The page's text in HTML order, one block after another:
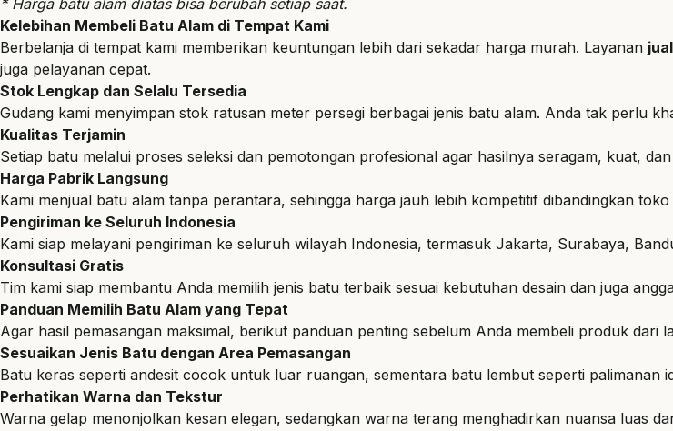
* Harga batu alam diatas bisa berubah setiap saat.
Kelebihan Membeli Batu Alam di Tempat Kami
Berbelanja di tempat kami memberikan keuntungan lebih dari sekadar harga murah. Layanan
juga pelayanan cepat.
Stok Lengkap dan Selalu Tersedia
Gudang kami menyimpan stok ratusan meter persegi berbagai jenis batu alam. Anda tak perlu
Kualitas Terjamin
Setiap batu melalui proses seleksi dan pemotongan profesional agar hasilnya seragam, kuat, dan
Harga Pabrik Langsung
Kami menjual batu alam tanpa perantara, sehingga harga jauh lebih kompetitif dibandingkan
Pengiriman ke Seluruh Indonesia
Kami siap melayani pengiriman ke seluruh wilayah Indonesia, termasuk Jakarta, Surabaya,
Konsultasi Gratis
Tim kami siap membantu Anda memilih jenis batu terbaik sesuai kebutuhan desain dan juga
Panduan Memilih Batu Alam yang Tepat
Agar hasil pemasangan maksimal, berikut panduan penting sebelum Anda membeli produk dari
Sesuaikan Jenis Batu dengan Area Pemasangan
Batu keras seperti andesit cocok untuk luar ruangan, sementara batu lembut seperti palimanan
Perhatikan Warna dan Tekstur
Warna gelap menonjolkan kesan elegan, sedangkan warna terang menghadirkan nuansa luas